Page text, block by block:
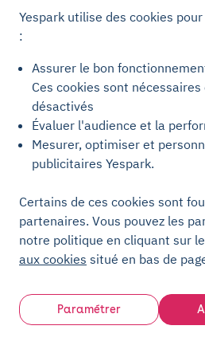
ou votre
Yespark utilise des cookies
:
Assurer le bon
Ces cookies sont
désactivés
Évaluer l'audience et la
Mesurer, optimiser et
publicitaires Yespark.
Certains de ces cookies sont
partenaires. Vous pouvez les
notre politique en cliquant sur
aux cookies situé en bas de
Paramétrer